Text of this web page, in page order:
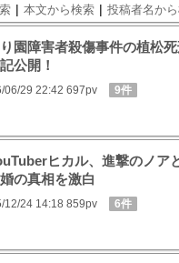
| 本文から検索 | 投稿者名か
園障害者殺傷事件の植松
公開！
06/29 22:42 697pv 9件
ヒカル、進撃のノ
の真相を激白
12/24 14:18 859pv 6件